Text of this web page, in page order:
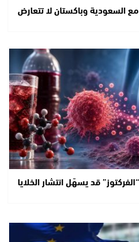
مع السعودية وباكستان لا تتعارض
قد يسهّل انتشار الخلايا